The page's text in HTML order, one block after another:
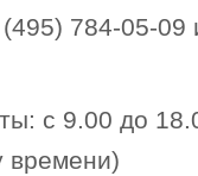
784-05-09
с 9.00 до
времени)